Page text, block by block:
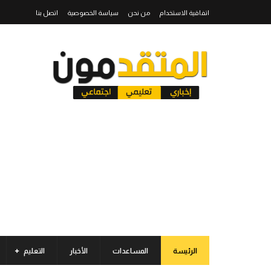
اتفاقية الاستخدام من نحن سياسة الخصوصية اتصل بنا
الرئيسة المساعدات الأخبار التعليم